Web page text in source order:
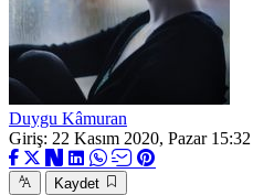
Duygu Kâmuran
Giriş: 22 Kasım 2020, Pazar 15:32
Kaydet